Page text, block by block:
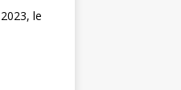
le